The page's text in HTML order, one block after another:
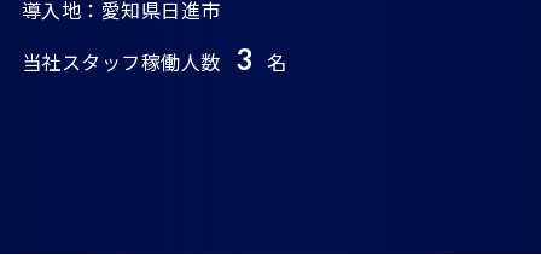
導入地：愛知県日進市
当社スタッフ稼働人数 3 名